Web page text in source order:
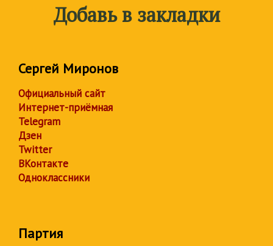
Добавь в закладки
Сергей Миронов
Официальный сайт
Интернет-приёмная
Telegram
Дзен
Twitter
ВКонтакте
Одноклассники
Партия